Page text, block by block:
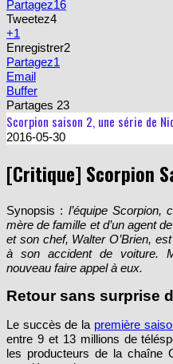
Partagez16
Tweetez4
+1
Enregistrer2
Partagez1
Email
Buffer
Partages 23
Scorpion saison 2, une série de
2016-05-30
[Critique] Scorpion
Synopsis : l’équipe Scorpion,
mère de famille et d’un agent
et son chef, Walter O’Brien,
à son accident de voiture.
nouveau faire appel à eux.
Retour sans surprise
Le succès de la première
entre 9 et 13 millions de
les producteurs de la chaîne